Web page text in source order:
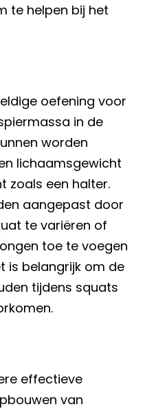
te helpen bij het
oefening voor
in de
worden
lichaamsgewicht
zoals een halter.
aangepast door
te variëren of
toe te voegen
is belangrijk om de
tijdens squats
effectieve
van